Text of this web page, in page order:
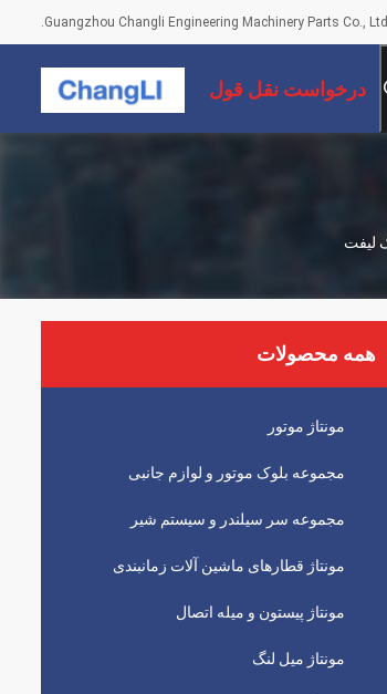
Guangzhou Changli Engineering Machinery Parts Co., Ltd.
درخواست نقل قول
همه محصولات
مونتاژ موتور
مجموعه بلوک موتور و لوازم جانبی
مجموعه سر سیلندر و سیستم شیر
مونتاژ قطارهای ماشین آلات زمانبندی
مونتاژ پیستون و میله اتصال
مونتاژ میل لنگ